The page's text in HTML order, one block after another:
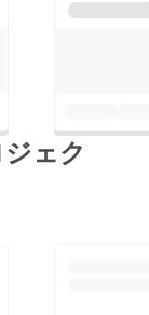
ェク